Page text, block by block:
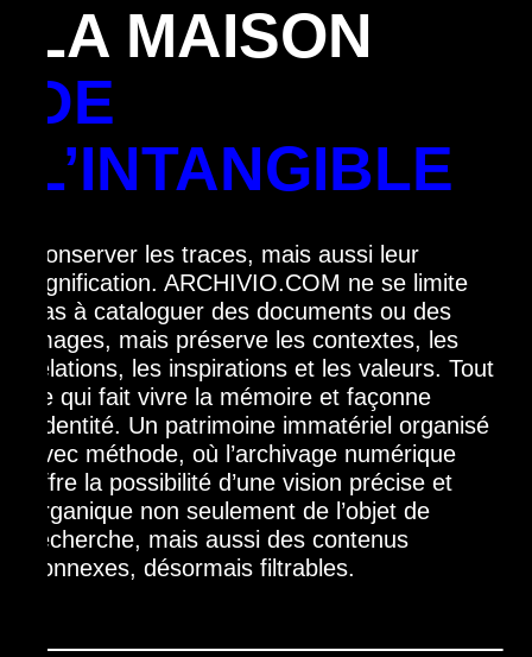
LA MAISON
DE
L’INTANGIBLE
Conserver les traces, mais aussi leur
signification. ARCHIVIO.COM ne se limite
pas à cataloguer des documents ou des
images, mais préserve les contextes, les
relations, les inspirations et les valeurs. Tout
ce qui fait vivre la mémoire et façonne
l’identité. Un patrimoine immatériel organisé
avec méthode, où l’archivage numérique
offre la possibilité d’une vision précise et
organique non seulement de l’objet de
recherche, mais aussi des contenus
connexes, désormais filtrables.